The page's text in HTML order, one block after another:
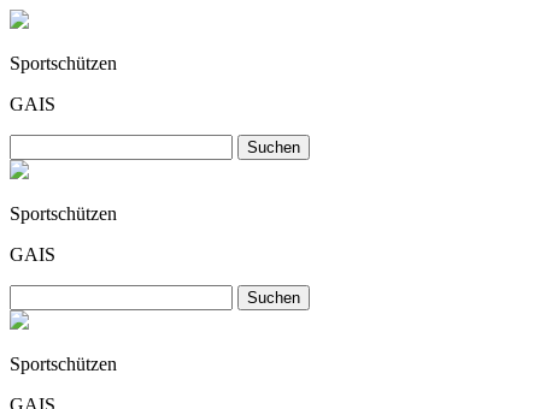
Sportschützen
GAIS
Sportschützen
GAIS
Sportschützen
GAIS